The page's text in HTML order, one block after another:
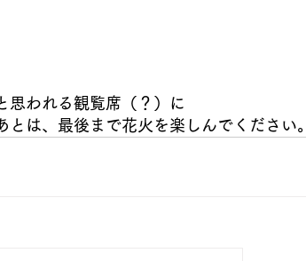
思われる観覧席（？）に
とは、最後まで花火を楽しんでください。